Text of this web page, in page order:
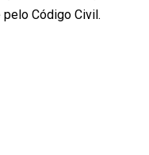
Código Civil.